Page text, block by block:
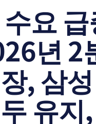
요
년 2
, 삼
유지